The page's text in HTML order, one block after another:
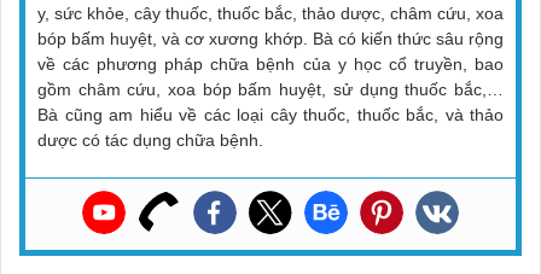
y, sức khỏe, cây thuốc, thuốc bắc, thảo dược, châm cứu, xoa
bóp bấm huyệt, và cơ xương khớp. Bà có kiến thức sâu rộng
về các phương pháp chữa bệnh của y học cổ truyền, bao
gồm châm cứu, xoa bóp bấm huyệt, sử dụng thuốc bắc,…
Bà cũng am hiểu về các loại cây thuốc, thuốc bắc, và thảo
dược có tác dụng chữa bệnh.